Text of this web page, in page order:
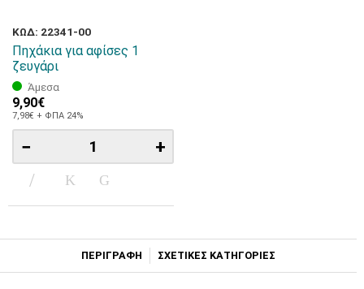
ΚΩΔ: 22341-00
Πηχάκια για αφίσες 1
ζευγάρι
Άμεσα
9,90€
7,98€ + ΦΠΑ 24%
− +
ΠΕΡΙΓΡΑΦΗ ΣΧΕΤΙΚΕΣ ΚΑΤΗΓΟΡΙΕΣ